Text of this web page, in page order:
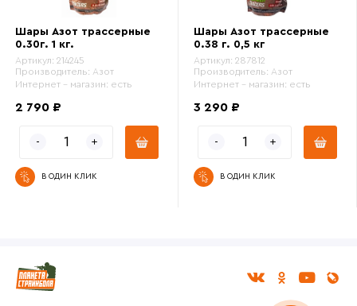
Шары Азот трассерные
0.30г. 1 кг.
Артикул: 214245
Производитель: Азот
Интернет - магазин: есть
2 790 ₽
В ОДИН КЛИК
Шары Азот трассерные
0.38 г. 0,5 кг
Артикул: 287812
Производитель: Азот
Интернет - магазин: есть
3 290 ₽
В ОДИН КЛИК